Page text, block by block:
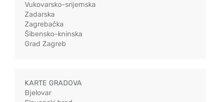
Vukovarsko-srijemska
Zadarska
Zagrebačka
Šibensko-kninska
Grad Zagreb
KARTE GRADOVA
Bjelovar